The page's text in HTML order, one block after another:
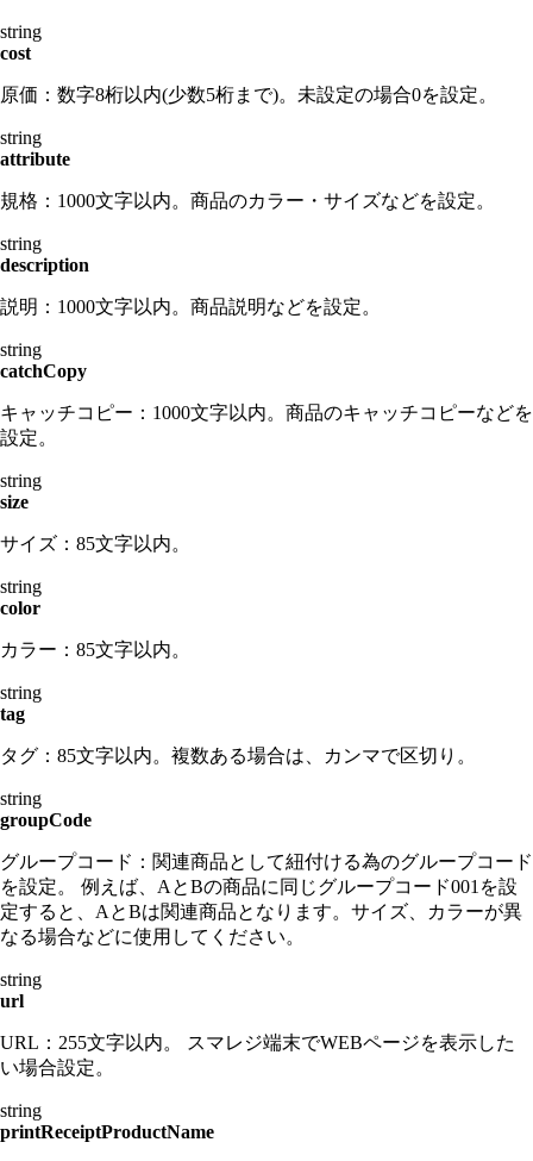
string
cost
原価：数字8桁以内(少数5桁まで)。未設定の場合0を設定。
string
attribute
規格：1000文字以内。商品のカラー・サイズなどを設定。
string
description
説明：1000文字以内。商品説明などを設定。
string
catchCopy
キャッチコピー：1000文字以内。商品のキャッチコピーなどを
設定。
string
size
サイズ：85文字以内。
string
color
カラー：85文字以内。
string
tag
タグ：85文字以内。複数ある場合は、カンマで区切り。
string
groupCode
グループコード：関連商品として紐付ける為のグループコード
を設定。 例えば、AとBの商品に同じグループコード001を設
定すると、AとBは関連商品となります。サイズ、カラーが異
なる場合などに使用してください。
string
url
URL：255文字以内。 スマレジ端末でWEBページを表示した
い場合設定。
string
printReceiptProductName